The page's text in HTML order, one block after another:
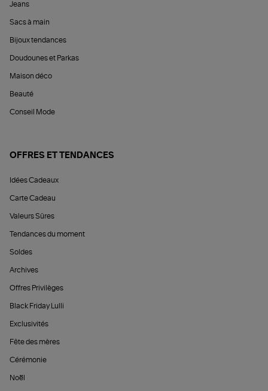
Jeans
Sacs à main
Bijoux tendances
Doudounes et Parkas
Maison déco
Beauté
Conseil Mode
OFFRES ET TENDANCES
Idées Cadeaux
Carte Cadeau
Valeurs Sûres
Tendances du moment
Soldes
Archives
Offres Privilèges
Black Friday Lulli
Exclusivités
Fête des mères
Cérémonie
Noël